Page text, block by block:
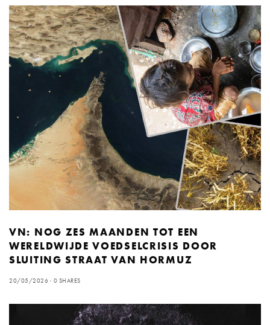
VN: NOG ZES MAANDEN TOT EEN
WERELDWIJDE VOEDSELCRISIS DOOR
SLUITING STRAAT VAN HORMUZ
20/05/2026 0 SHARES